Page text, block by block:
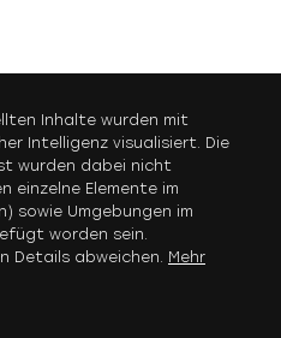
Inhalte wurden mit
Intelligenz visualisiert. Die
wurden dabei nicht
einzelne Elemente im
sowie Umgebungen im
worden sein.
Details abweichen. Mehr